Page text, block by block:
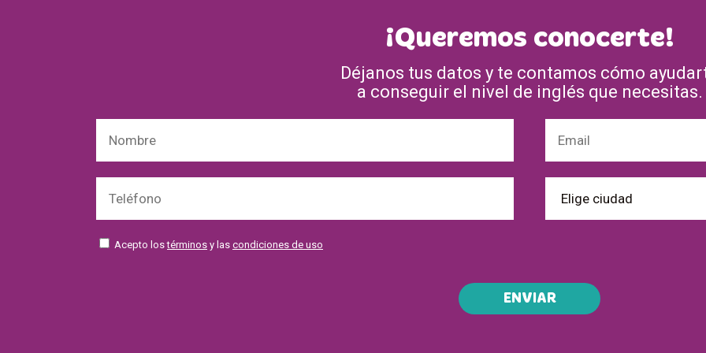
¡Queremos conocerte!
Déjanos tus datos y te contamos cómo
a conseguir el nivel de inglés que necesitas.
Acepto lostérminos y las condiciones de uso
ENVIAR